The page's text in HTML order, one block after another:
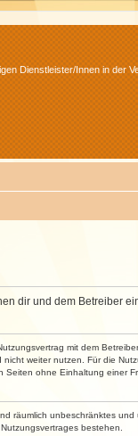
Dienstleister/Innen in der
dir und dem Betreiber
mit dem
weiter nutzen. Für die
ohne Einhaltung einer
räumlich unbeschränktes
bestehen.